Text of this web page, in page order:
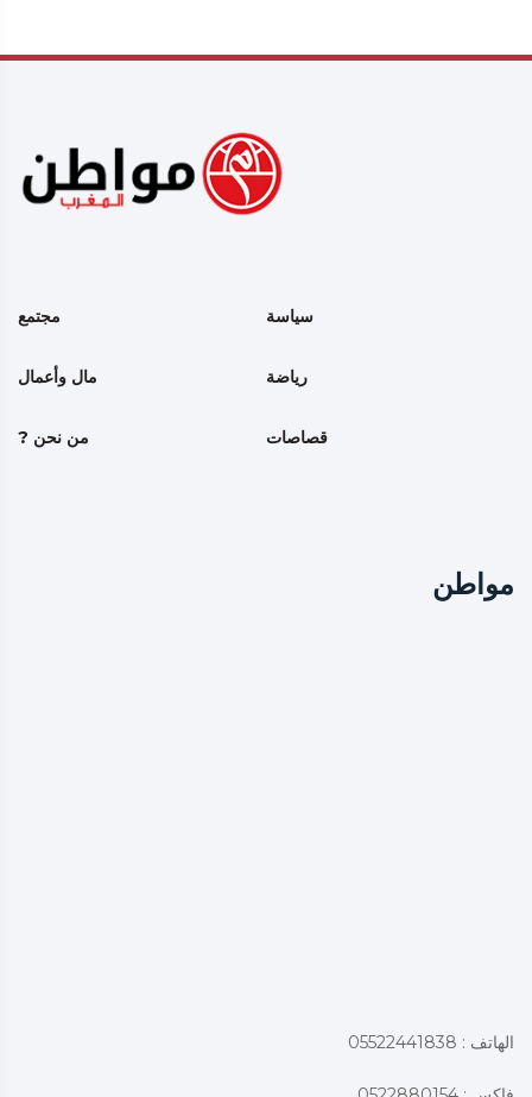
سياسة مجتمع
رياضة مال وأعمال
قصاصات من نحن ?
مواطن
الهاتف : 05522441838